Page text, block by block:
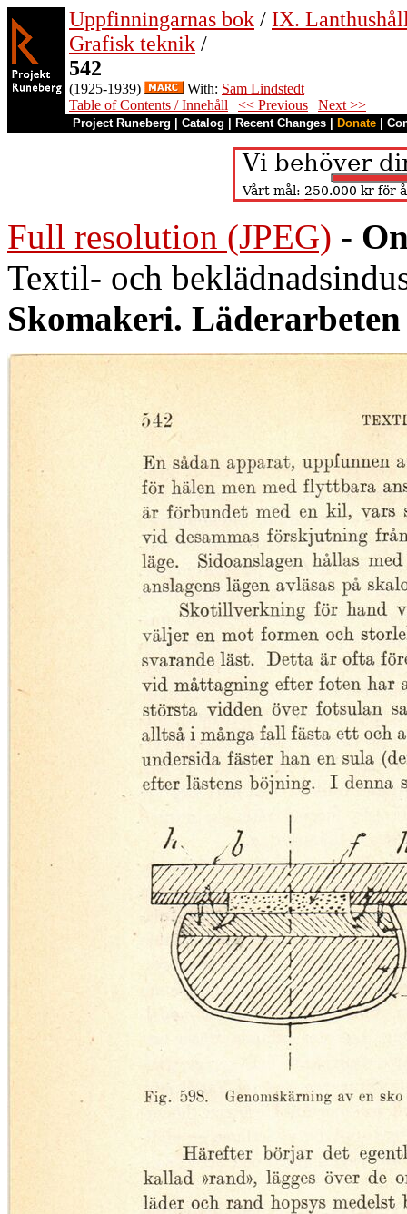
Uppfinningarnas bok / IX.
Grafisk teknik /
542
(1925-1939) With: Sam Lindstedt
Table of Contents / Innehåll | << Previous | Next >>
Project Runeberg Catalog Recent Changes Donate
Full resolution (JPEG) -
Textil- och
Skomakeri. Läderarbeten